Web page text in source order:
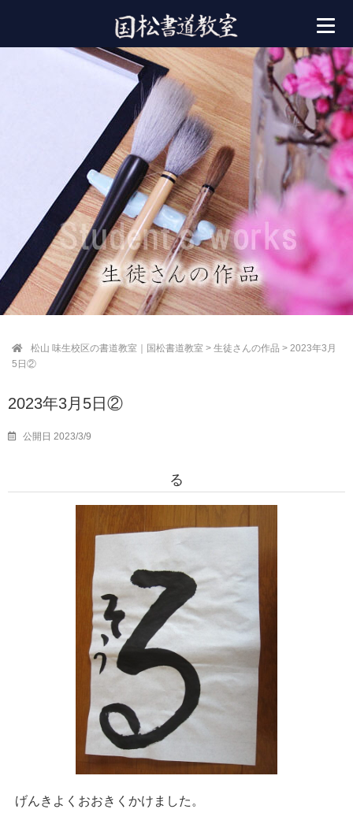
松山 味生校区の書道教室｜国松書道教室 > 生徒さんの作品 > 2023年3月
5日②
2023年3月5日②
公開日 2023/3/9
る
げんきよくおおきくかけました。